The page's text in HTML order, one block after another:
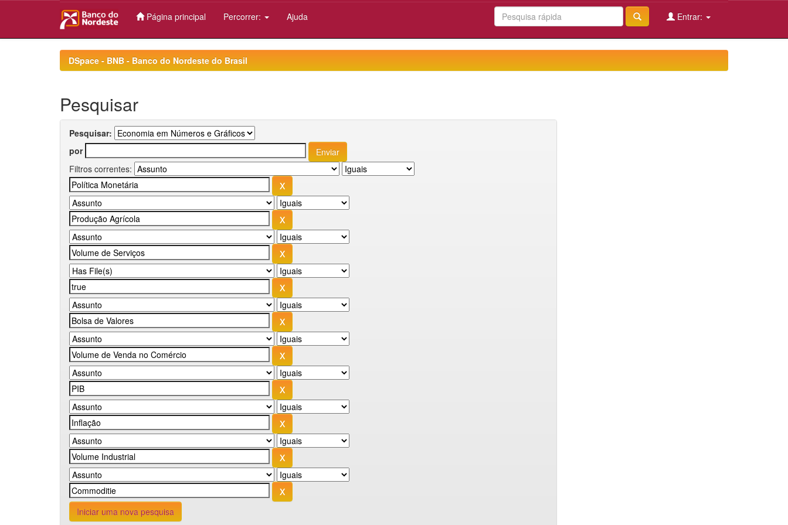
Página principal Percorrer: Ajuda Entrar:
DSpace - BNB - Banco do Nordeste do Brasil
Pesquisar
Pesquisar:
por
Filtros correntes:
Iniciar uma nova pesquisa